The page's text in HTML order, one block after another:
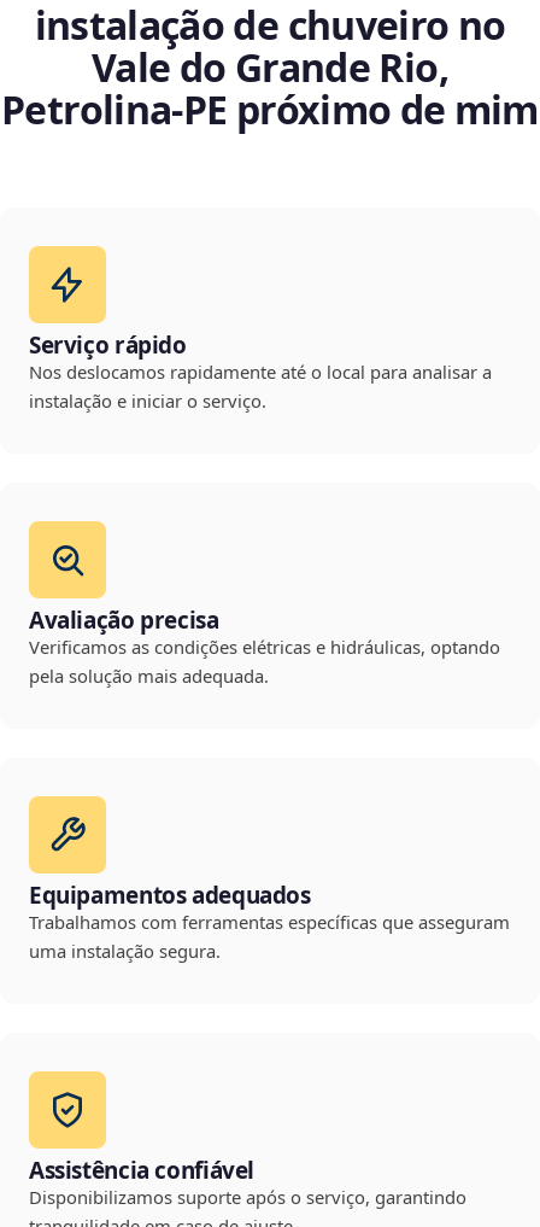
instalação de chuveiro no
Vale do Grande Rio,
Petrolina‑PE próximo de mim
Serviço rápido
Nos deslocamos rapidamente até o local para analisar a
instalação e iniciar o serviço.
Avaliação precisa
Verificamos as condições elétricas e hidráulicas, optando
pela solução mais adequada.
Equipamentos adequados
Trabalhamos com ferramentas específicas que asseguram
uma instalação segura.
Assistência confiável
Disponibilizamos suporte após o serviço, garantindo